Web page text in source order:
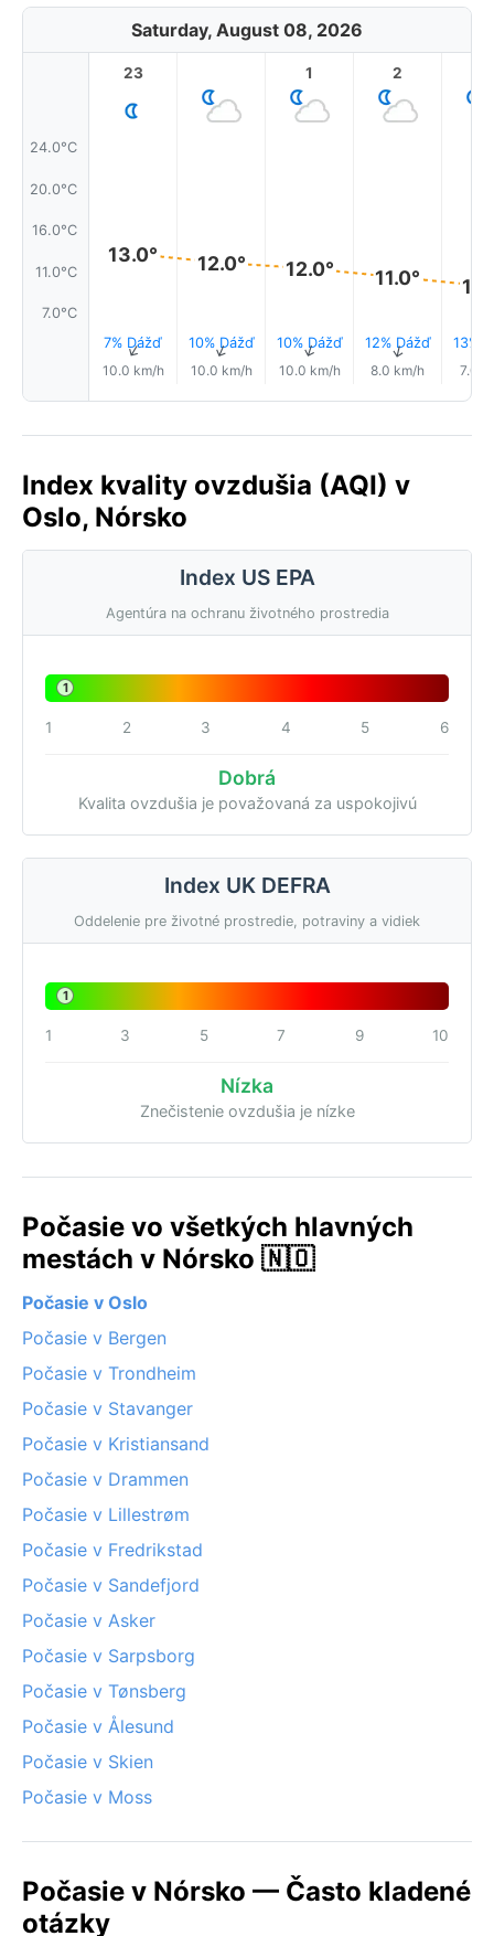
Saturday, August 08, 2026
24.0°C
20.0°C
16.0°C
11.0°C
7.0°C
23
13.0°
7% Dážď
↑
10.0 km/h
12.0°
10% Dážď
↑
10.0 km/h
1
12.0°
10% Dážď
↑
10.0 km/h
2
11.0°
12% Dážď
↑
8.0 km/h
13%
7.0
Index kvality ovzdušia (AQI) v
Oslo, Nórsko
Index US EPA
Agentúra na ochranu životného prostredia
1
1 2 3 4 5 6
Dobrá
Kvalita ovzdušia je považovaná za uspokojivú
Index UK DEFRA
Oddelenie pre životné prostredie, potraviny a vidiek
1
1 3 5 7 9 10
Nízka
Znečistenie ovzdušia je nízke
Počasie vo všetkých hlavných
mestách v Nórsko 🇳🇴
Počasie v Oslo
Počasie v Bergen
Počasie v Trondheim
Počasie v Stavanger
Počasie v Kristiansand
Počasie v Drammen
Počasie v Lillestrøm
Počasie v Fredrikstad
Počasie v Sandefjord
Počasie v Asker
Počasie v Sarpsborg
Počasie v Tønsberg
Počasie v Ålesund
Počasie v Skien
Počasie v Moss
Počasie v Nórsko — Často kladené
otázky